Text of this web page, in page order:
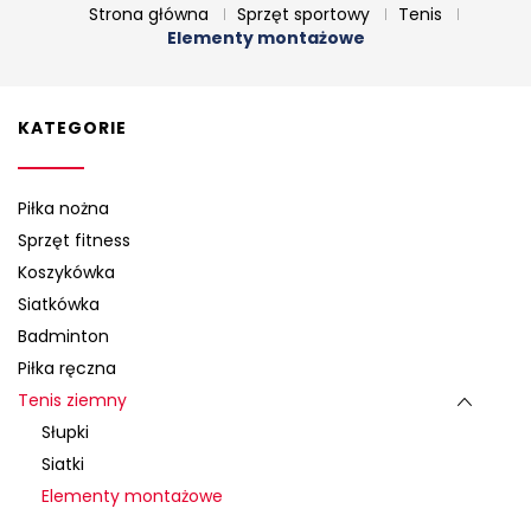
Strona główna Sprzęt sportowy
Tenis
Elementy montażowe
KATEGORIE
Piłka nożna
Sprzęt fitness
Koszykówka
Siatkówka
Badminton
Piłka ręczna
Tenis ziemny
Słupki
Siatki
Elementy montażowe